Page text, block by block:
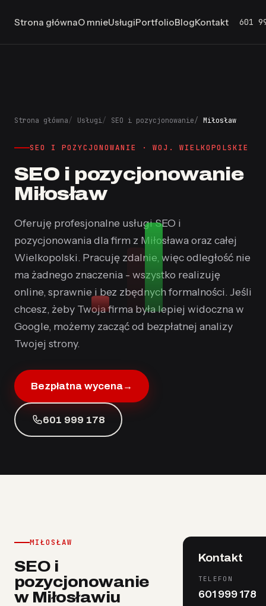
Strona głównaO mnieUsługiPortfolioBlogKontakt 601
Strona główna Usługi SEO i pozycjonowanie Miłosław
SEO I POZYCJONOWANIE · WOJ. WIELKOPOLSKIE
SEO i pozycjonowanie
Miłosław
Oferuję profesjonalne usługi SEO i
pozycjonowania dla firm z Miłosława oraz całej
Wielkopolski. Pracuję zdalnie, więc odległość nie
ma żadnego znaczenia - wszystko realizuję
online, sprawnie i bez zbędnych formalności. Jeśli
chcesz, żeby Twoja firma była lepiej widoczna w
Google, możemy zacząć od bezpłatnej analizy
Twojej strony.
Bezpłatna wycena→
601 999 178
MIŁOSŁAW
SEO i
pozycjonowanie
w Miłosławiu
Kontakt
TELEFON
601 999 178